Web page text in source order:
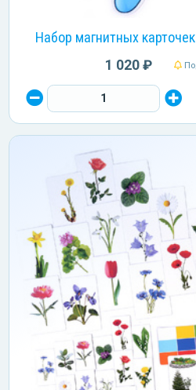
Набор магнитных
1 020 ₽